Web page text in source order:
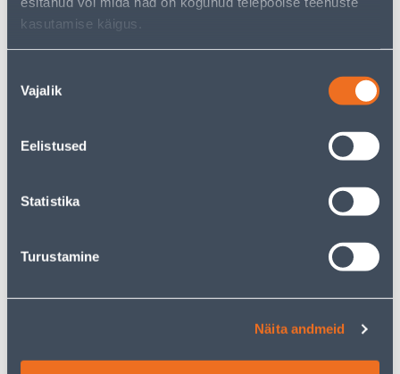
kasutamise käigus.
valik
Vajalik
Eelistused
Statistika
Turustamine
Näita andmeid
GRUPILÜLITI VILMA QR
MUST RAAMITA
5.11 €
KAHENE RAAM BERKER S.1
2-NE E.PESA PRIMA